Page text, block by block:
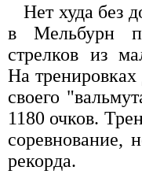
Нет худа без
в Мельбурн
стрелков из
На
своего
1180 очков.
соревнование,
рекорда.